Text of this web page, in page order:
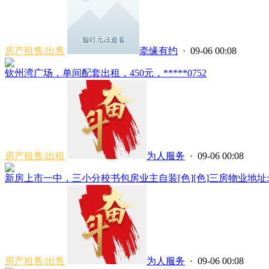
房产租售/出售 牵缘有约 · 09-06 00:08
钦州湾广场，单间配套出租，450元，*****0752
房产租售/出租 为人服务 · 09-06 00:08
新房上市一中，三小分校书包房业主自装[色][色]三房物业地址
房产租售/出售 为人服务 · 09-06 00:08